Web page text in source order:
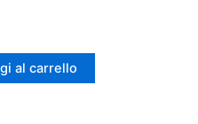
al carrello